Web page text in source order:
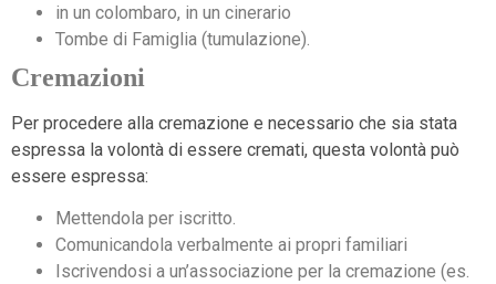
in un colombaro, in un cinerario
Tombe di Famiglia (tumulazione).
Cremazioni
Per procedere alla cremazione e necessario che sia stata
espressa la volontà di essere cremati, questa volontà può
essere espressa:
Mettendola per iscritto.
Comunicandola verbalmente ai propri familiari
Iscrivendosi a un’associazione per la cremazione (es.